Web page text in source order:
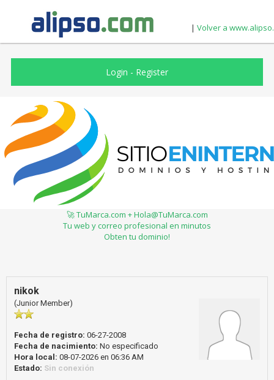
| Volver a
Login - Register
🚀 TuMarca.com + Hola@TuMarca.com
Tu web y correo profesional en minutos
Obten tu dominio!
nikok
(Junior Member)
Fecha de registro: 06-27-2008
Fecha de nacimiento: No especificado
Hora local: 08-07-2026 en 06:36 AM
Estado: Sin conexión